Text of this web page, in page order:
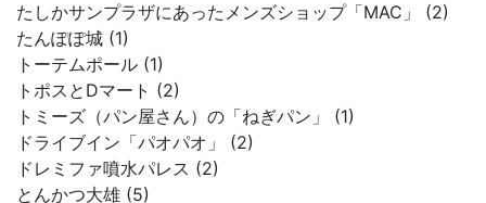
たしかサンプラザにあったメンズショップ「MAC」 (2)
たんぽぽ城 (1)
トーテムポール (1)
トポスとDマート (2)
トミーズ（パン屋さん）の「ねぎパン」 (1)
ドライブイン「パオパオ」 (2)
ドレミファ噴水パレス (2)
とんかつ大雄 (5)